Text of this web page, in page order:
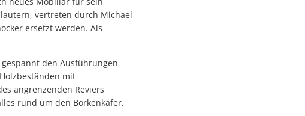
vertreten durch Michael
ersetzt werden. Als
den Ausführungen
mit
angrenzenden Reviers
rund um den Borkenkäfer.